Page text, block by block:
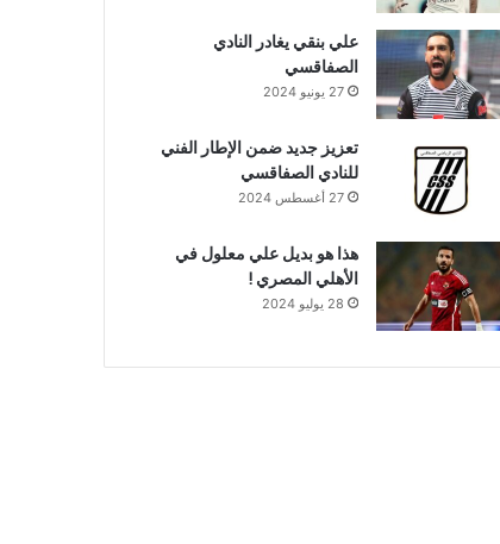
علي بنقي يغادر النادي
الصفاقسي
27 يونيو 2024
تعزيز جديد ضمن الإطار الفني
للنادي الصفاقسي
27 أغسطس 2024
هذا هو بديل علي معلول في
الأهلي المصري !
28 يوليو 2024